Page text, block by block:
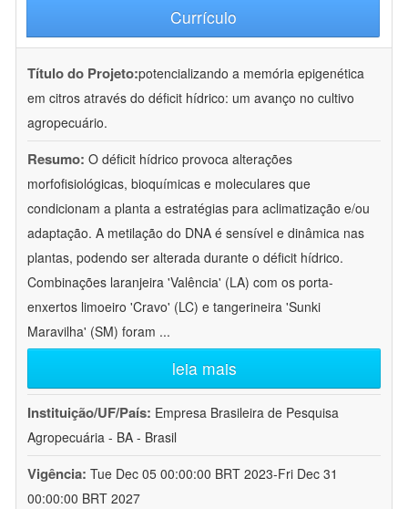
Currículo
Título do Projeto:potencializando a memória epigenética
em citros através do déficit hídrico: um avanço no cultivo
agropecuário.
Resumo: O déficit hídrico provoca alterações
morfofisiológicas, bioquímicas e moleculares que
condicionam a planta a estratégias para aclimatização e/ou
adaptação. A metilação do DNA é sensível e dinâmica nas
plantas, podendo ser alterada durante o déficit hídrico.
Combinações laranjeira 'Valência' (LA) com os porta-
enxertos limoeiro 'Cravo' (LC) e tangerineira 'Sunki
Maravilha' (SM) foram ...
leia mais
Instituição/UF/País: Empresa Brasileira de Pesquisa
Agropecuária - BA - Brasil
Vigência: Tue Dec 05 00:00:00 BRT 2023-Fri Dec 31
00:00:00 BRT 2027